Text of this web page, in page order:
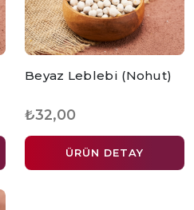
Beyaz Leblebi (Nohut)
₺32,00
ÜRÜN DETAY